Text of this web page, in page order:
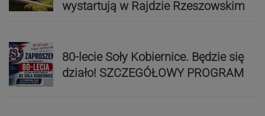
wystartują w Rajdzie Rzeszowskim
80-lecie Soły Kobiernice. Będzie się
działo! SZCZEGÓŁOWY PROGRAM